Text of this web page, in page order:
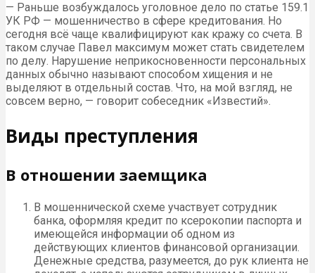
— Раньше возбуждалось уголовное дело по статье 159.1
УК РФ — мошенничество в сфере кредитования. Но
сегодня всё чаще квалифицируют как кражу со счета. В
таком случае Павел максимум может стать свидетелем
по делу. Нарушение неприкосновенности персональных
данных обычно называют способом хищения и не
выделяют в отдельный состав. Что, на мой взгляд, не
совсем верно, — говорит собеседник «Известий».
Виды преступления
В отношении заемщика
В мошеннической схеме участвует сотрудник
банка, оформляя кредит по ксерокопии паспорта и
имеющейся информации об одном из
действующих клиентов финансовой организации.
Денежные средства, разумеется, до рук клиента не